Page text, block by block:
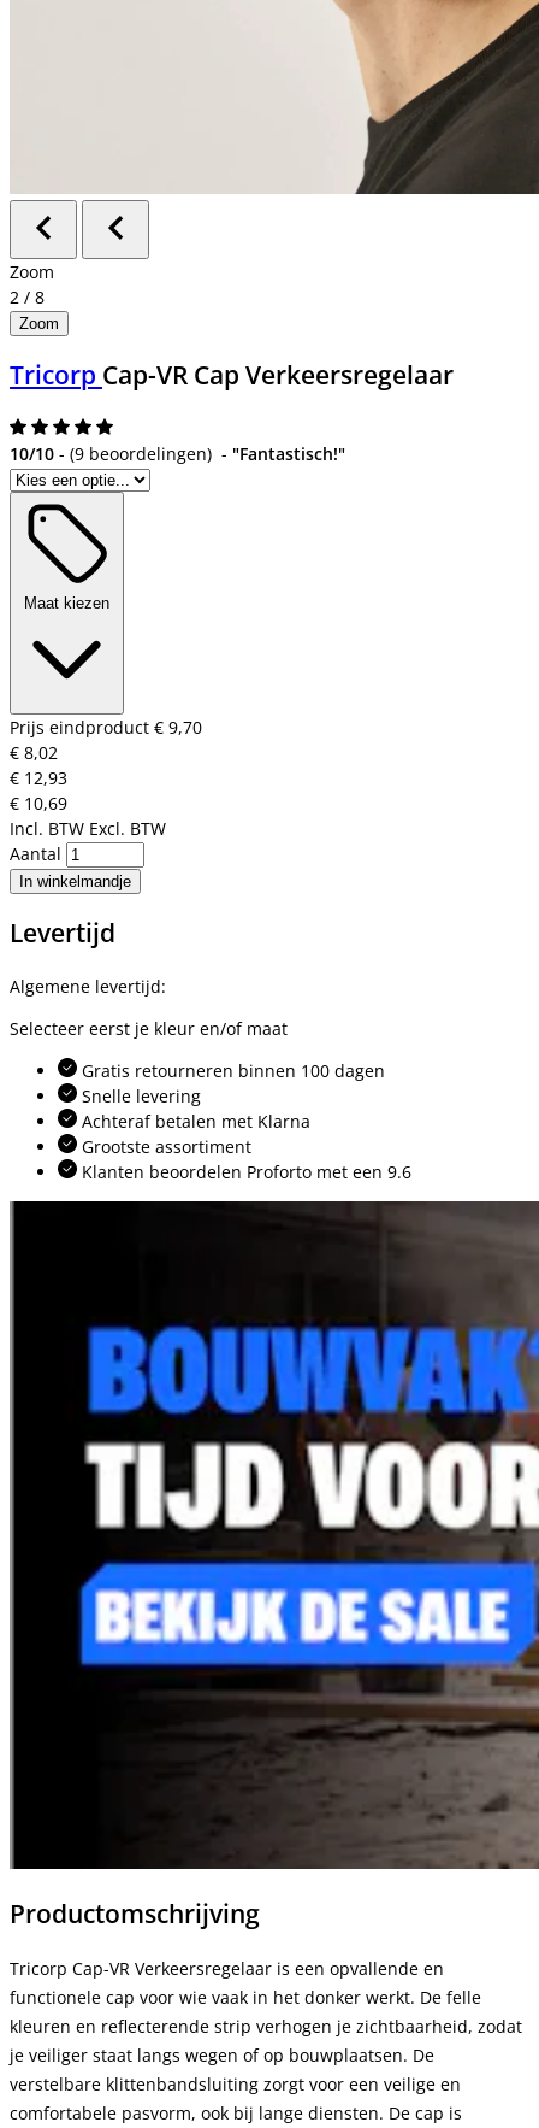
Zoom
2 / 8
Zoom
Tricorp Cap-VR Cap Verkeersregelaar
10/10 - (9 beoordelingen) - "Fantastisch!"
Maat kiezen
Prijs eindproduct € 9,70
€ 8,02
€ 12,93
€ 10,69
Incl. BTW Excl. BTW
Aantal
In winkelmandje
Levertijd
Algemene levertijd:
Selecteer eerst je kleur en/of maat
Gratis retourneren binnen 100 dagen
Snelle levering
Achteraf betalen met Klarna
Grootste assortiment
Klanten beoordelen Proforto met een 9.6
Productomschrijving
Tricorp Cap-VR Verkeersregelaar is een opvallende en
functionele cap voor wie vaak in het donker werkt. De felle
kleuren en reflecterende strip verhogen je zichtbaarheid, zodat
je veiliger staat langs wegen of op bouwplaatsen. De
verstelbare klittenbandsluiting zorgt voor een veilige en
comfortabele pasvorm, ook bij lange diensten. De cap is